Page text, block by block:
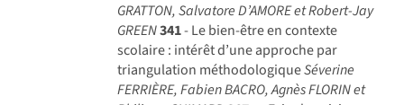
GRATTON, Salvatore D’AMORE et Robert-Jay
GREEN341- Le bien-être en contexte
scolaire : intérêt d’une approche par
triangulation méthodologiqueSéverine
FERRIÈRE, Fabien BACRO, Agnès FLORIN et